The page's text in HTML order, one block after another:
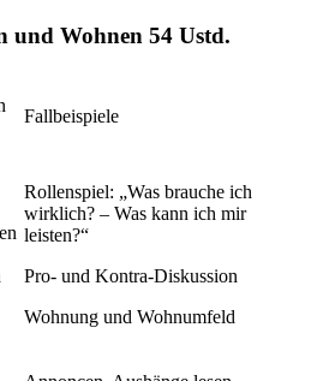
und Wohnen 54 Ustd.
Fallbeispiele
Rollenspiel: „Was brauche ich
wirklich? – Was kann ich mir
leisten?“
Pro- und Kontra-Diskussion
Wohnung und Wohnumfeld